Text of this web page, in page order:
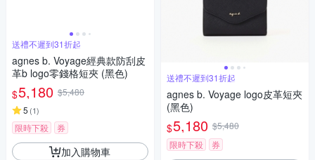
送禮不遲到31折起
agnes b. Voyage經典款防刮皮
革b logo零錢格短夾 (黑色)
$5,180 $5,480
5 (1)
限時下殺 券
加入購物車
送禮不遲到31折起
agnes b. Voyage logo皮革短夾
(黑色)
$5,180 $5,480
限時下殺
券